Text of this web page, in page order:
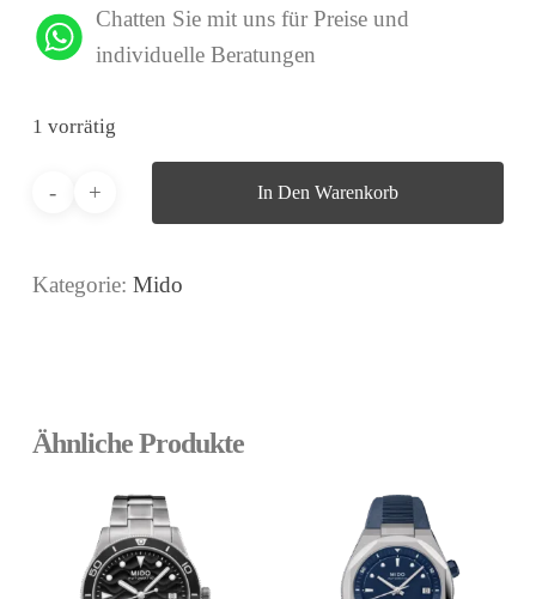
Chatten Sie mit uns für Preise und
individuelle Beratungen
1 vorrätig
In Den Warenkorb
Kategorie: Mido
Ähnliche Produkte